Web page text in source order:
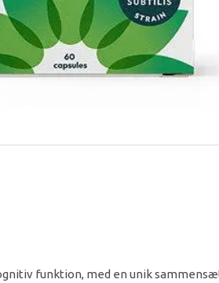
funktion, med en unik